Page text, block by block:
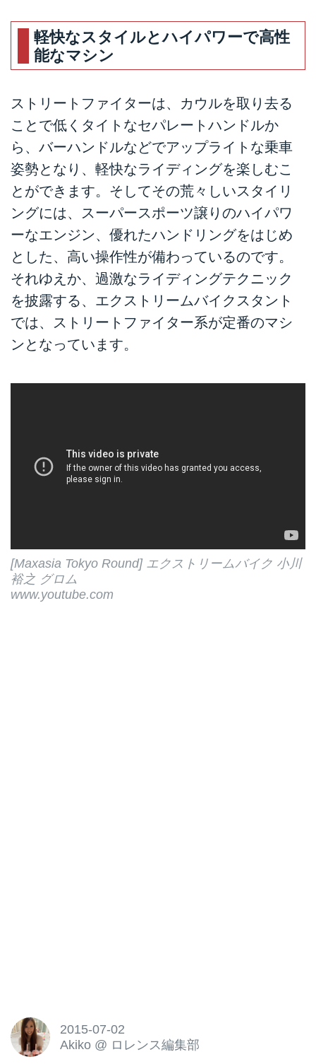
軽快なスタイルとハイパワーで高性
能なマシン
ストリートファイターは、カウルを取り去る
ことで低くタイトなセパレートハンドルか
ら、バーハンドルなどでアップライトな乗車
姿勢となり、軽快なライディングを楽しむこ
とができます。そしてその荒々しいスタイリ
ングには、スーパースポーツ譲りのハイパワ
ーなエンジン、優れたハンドリングをはじめ
とした、高い操作性が備わっているのです。
それゆえか、過激なライディングテクニック
を披露する、エクストリームバイクスタント
では、ストリートファイター系が定番のマシ
ンとなっています。
[Maxasia Tokyo Round] エクストリームバイク 小川
裕之 グロム
www.youtube.com
2015-07-02
Akiko @ ロレンス編集部